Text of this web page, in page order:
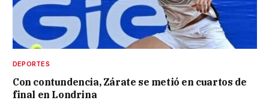
DEPORTES
Con contundencia, Zárate se metió en cuartos de
final en Londrina